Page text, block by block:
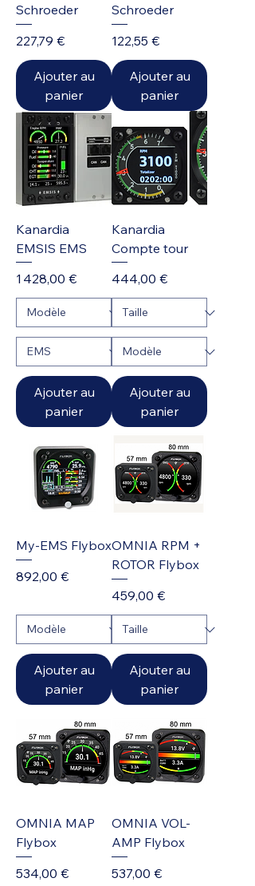
Schroeder
Prix
227,79 €
Ajouter au
panier
Schroeder
Prix
122,55 €
Ajouter au
panier
Kanardia
EMSIS EMS
Prix
1 428,00 €
Ajouter au
panier
Kanardia
Compte tour
Prix
444,00 €
Ajouter au
panier
My-EMS Flybox
Prix
892,00 €
Ajouter au
panier
OMNIA RPM +
ROTOR Flybox
Prix
459,00 €
Ajouter au
panier
OMNIA MAP
Flybox
Prix
534,00 €
OMNIA VOL-
AMP Flybox
Prix
537,00 €